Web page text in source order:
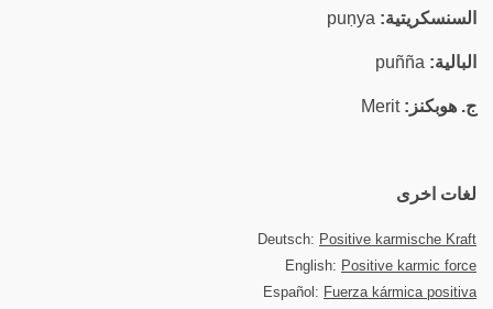
السنسكريتية:
البالية:
ج. هوبكنز: Merit
لغات اخرى
Deutsch: Positive karmische Kraft
English: Positive karmic force
Español: Fuerza kármica positiva